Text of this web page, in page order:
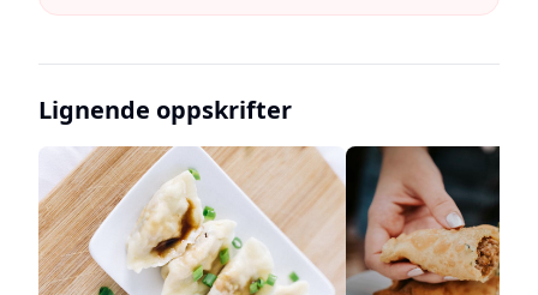
Lignende oppskrifter